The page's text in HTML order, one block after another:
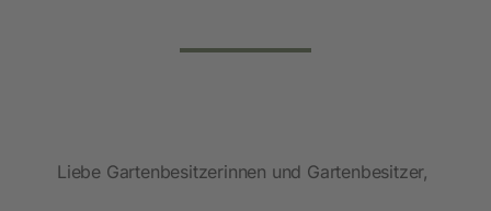
Liebe Gartenbesitzerinnen und Gartenbesitzer,